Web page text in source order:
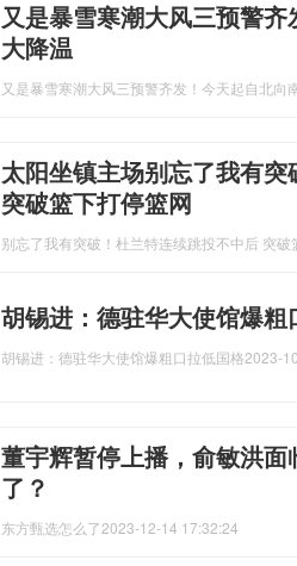
又是暴雪寒潮大风三预警
大降温
又是暴雪寒潮大风三预警齐发！今天起自北向
太阳坐镇主场别忘了我有
突破篮下打停篮网
别忘了我有突破！杜兰特连续跳投不中后 突破
胡锡进：德驻华大使馆爆粗
胡锡进：德驻华大使馆爆粗口拉低国格2023-
董宇辉暂停上播，俞敏洪
了？
东方甄选怎么了2023-12-14 17:32:24